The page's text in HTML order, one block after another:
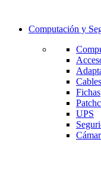
Computación y
Fichas
UPS